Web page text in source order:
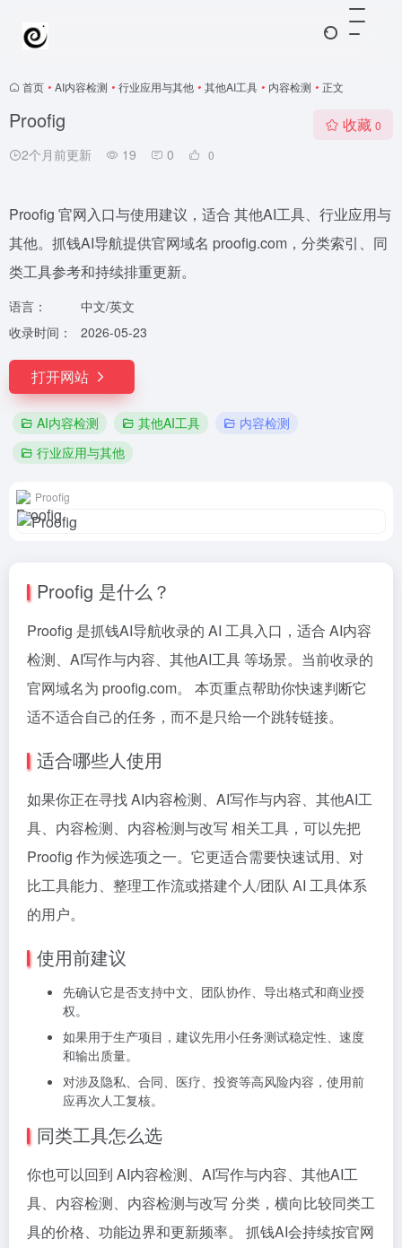
首页 • AI内容检测 • 行业应用与其他 • 其他AI工具 • 内容检测 • 正文
Proofig
2个月前更新 19 0 0
收藏 0
Proofig 官网入口与使用建议，适合 其他AI工具、行业应用与
其他。抓钱AI导航提供官网域名 proofig.com，分类索引、同
类工具参考和持续排重更新。
语言：
中文/英文
收录时间：
2026-05-23
打开网站
AI内容检测 其他AI工具
内容检测
行业应用与其他
Proofig
Proofig 是什么？
Proofig 是抓钱AI导航收录的 AI 工具入口，适合 AI内容
检测、AI写作与内容、其他AI工具 等场景。当前收录的
官网域名为 proofig.com。 本页重点帮助你快速判断它
适不适合自己的任务，而不是只给一个跳转链接。
适合哪些人使用
如果你正在寻找 AI内容检测、AI写作与内容、其他AI工
具、内容检测、内容检测与改写 相关工具，可以先把
Proofig 作为候选项之一。它更适合需要快速试用、对
比工具能力、整理工作流或搭建个人/团队 AI 工具体系
的用户。
使用前建议
先确认它是否支持中文、团队协作、导出格式和商业授
权。
如果用于生产项目，建议先用小任务测试稳定性、速度
和输出质量。
对涉及隐私、合同、医疗、投资等高风险内容，使用前
应再次人工复核。
同类工具怎么选
你也可以回到 AI内容检测、AI写作与内容、其他AI工
具、内容检测、内容检测与改写 分类，横向比较同类工
具的价格、功能边界和更新频率。 抓钱AI会持续按官网